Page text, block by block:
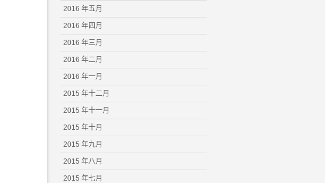
2016 年五月
2016 年四月
2016 年三月
2016 年二月
2016 年一月
2015 年十二月
2015 年十一月
2015 年十月
2015 年九月
2015 年八月
2015 年七月